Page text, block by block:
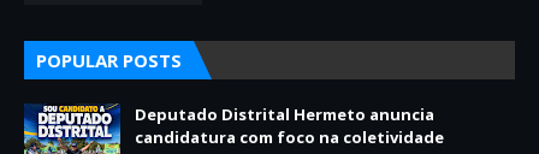
POPULAR POSTS
Deputado Distrital Hermeto anuncia
candidatura com foco na coletividade